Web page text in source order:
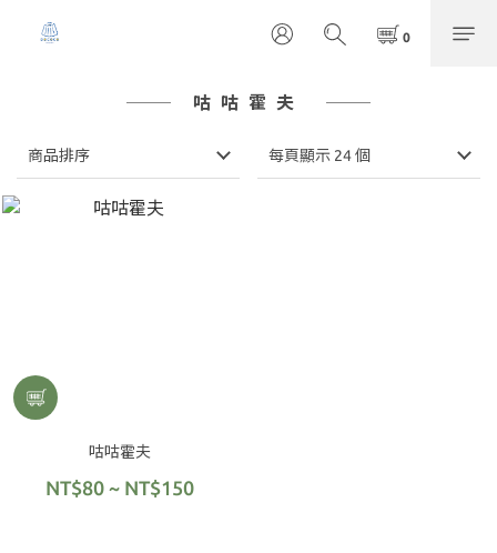
咕咕霍夫
商品排序 每頁顯示 24 個
咕咕霍夫
NT$80 ~ NT$150